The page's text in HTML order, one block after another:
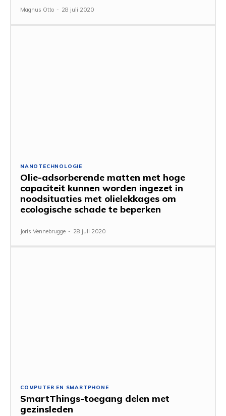
Magnus Otto - 28 juli 2020
NANOTECHNOLOGIE
Olie-adsorberende matten met hoge
capaciteit kunnen worden ingezet in
noodsituaties met olielekkages om
ecologische schade te beperken
Joris Vennebrugge - 28 juli 2020
COMPUTER EN SMARTPHONE
SmartThings-toegang delen met
gezinsleden